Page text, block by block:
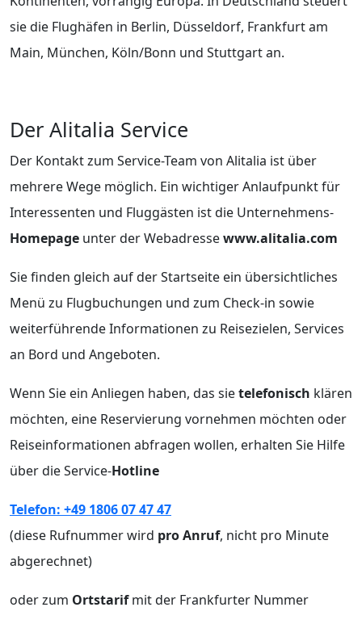
sie die Flughäfen in Berlin, Düsseldorf, Frankfurt am
Main, München, Köln/Bonn und Stuttgart an.
Der Alitalia Service
Der Kontakt zum Service-Team von Alitalia ist über
mehrere Wege möglich. Ein wichtiger Anlaufpunkt für
Interessenten und Fluggästen ist die Unternehmens-
Homepage unter der Webadressewww.alitalia.com
Sie finden gleich auf der Startseite ein übersichtliches
Menü zu Flugbuchungen und zum Check-in sowie
weiterführende Informationen zu Reisezielen, Services
an Bord und Angeboten.
Wenn Sie ein Anliegen haben, das sietelefonisch klären
möchten, eine Reservierung vornehmen möchten oder
Reiseinformationen abfragen wollen, erhalten Sie Hilfe
über die Service-Hotline
Telefon: +49 1806 07 47 47
(diese Rufnummer wird pro Anruf, nicht pro Minute
abgerechnet)
oder zum Ortstarifmit der Frankfurter Nummer